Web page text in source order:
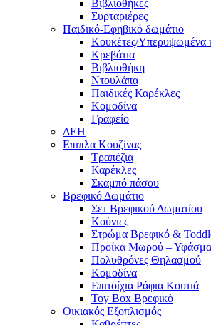
Βιβλιοθήκες
Συρταριέρες
Παιδικό-Εφηβικό δωμάτιο
Κουκέτες/Υπερυψωμένα
Κρεβάτια
Βιβλιοθήκη
Ντουλάπα
Παιδικές Καρέκλες
Κομοδίνα
Γραφείο
ΔΕΗ
Επιπλα Κουζίνας
Τραπέζια
Καρέκλες
Σκαμπό πάσου
Βρεφικό Δωμάτιο
Σετ Βρεφικού Δωματίου
Κούνιες
Στρώμα Βρεφικό &
Προίκα Μωρού –
Πολυθρόνες Θηλασμού
Κομοδίνα
Επιτοίχια Ράφια Κουτιά
Toy Box Βρεφικό
Οικιακός Εξοπλισμός